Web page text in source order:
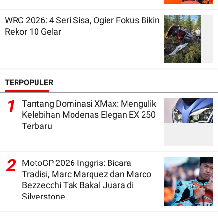
WRC 2026: 4 Seri Sisa, Ogier Fokus Bikin
Rekor 10 Gelar
TERPOPULER
1
Tantang Dominasi XMax: Mengulik
Kelebihan Modenas Elegan EX 250
Terbaru
2
MotoGP 2026 Inggris: Bicara
Tradisi, Marc Marquez dan Marco
Bezzecchi Tak Bakal Juara di
Silverstone